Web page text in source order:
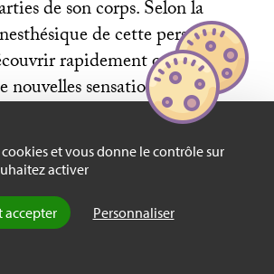
et vous donne le contrôle sur
activer
accepter Personnaliser
de son corps. Selon la
de cette personne,
rapidement ou à plus
nouvelles sensations
par exemple des
chaleurs ou de picotement
qu’elle pourra interpréter
du Qi.